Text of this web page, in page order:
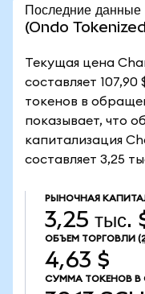
Последние
(Ondo
Текущая цена
составляет 107,90
токенов в
показывает, что
капитализация
составляет 3,25
РЫНОЧНАЯ
3,25 тыс.
ОБЪЕМ ТОРГОВЛИ
4,63 $
СУММА ТОКЕНОВ В